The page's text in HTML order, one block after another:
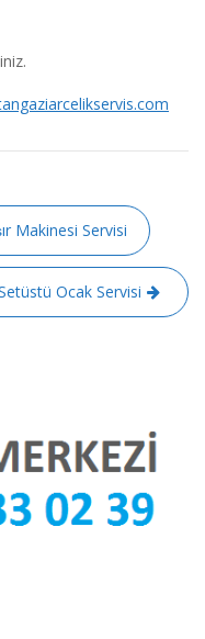
Makinesi Servisi
Ocak Servisi